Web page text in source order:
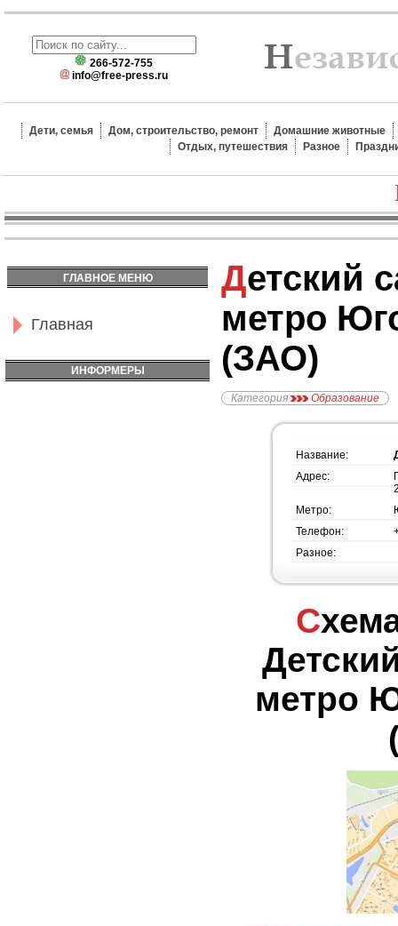
266-572-755
info@free-press.ru
Дети, семья Дом, строительство, ремонт
Домашние животные
Отдых, путешествия
Разное
ГЛАВНОЕ МЕНЮ
Главная
ИНФОРМЕРЫ
Детский сад №2604
метро
(ЗАО)
Категория Образование
Название:
Адрес:
Метро:
Телефон:
Разное:
Схема проезда -
метро